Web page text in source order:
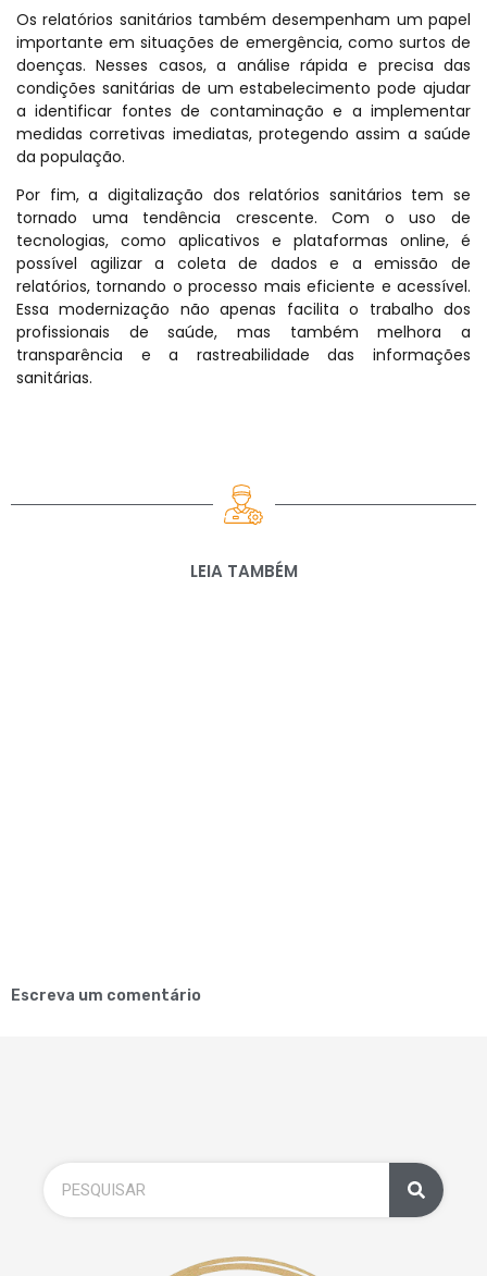
Os relatórios sanitários também desempenham um papel
importante em situações de emergência, como surtos de
doenças. Nesses casos, a análise rápida e precisa das
condições sanitárias de um estabelecimento pode ajudar
a identificar fontes de contaminação e a implementar
medidas corretivas imediatas, protegendo assim a saúde
da população.
Por fim, a digitalização dos relatórios sanitários tem se
tornado uma tendência crescente. Com o uso de
tecnologias, como aplicativos e plataformas online, é
possível agilizar a coleta de dados e a emissão de
relatórios, tornando o processo mais eficiente e acessível.
Essa modernização não apenas facilita o trabalho dos
profissionais de saúde, mas também melhora a
transparência e a rastreabilidade das informações
sanitárias.
LEIA TAMBÉM
Escreva um comentário